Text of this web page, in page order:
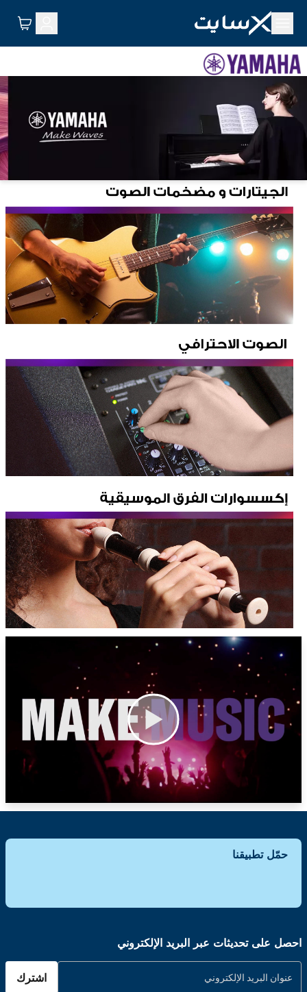
حمّل تطبيقنا
احصل على تحديثات عبر البريد الإلكتروني
اشترك